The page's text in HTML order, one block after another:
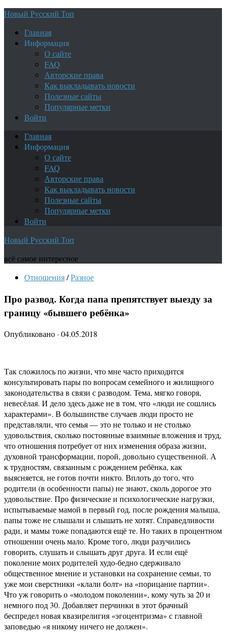
Новый Русский Топ
Главная
Информация
О сайте
FAQ
Авторские права
Как выкладывать новости
Полезные сайты
Популярные метки
Войти
Главная
Информация
О сайте
FAQ
Авторские права
Как выкладывать новости
Полезные сайты
Популярные метки
Войти
Новый Русский Топ
всё самое интересное
Отношения/Разное
Про развод. Когда папа препятствует выезду за
границу «бывшего ребёнка»
Опубликовано · 04.05.2018
Так сложилось по жизни, что мне часто приходится
консультировать пары по вопросам семейного и жилищного
законодательства в связи с разводом. Тема, мягко говоря,
невесёлая. И дело здесь даже не в том, что «люди не сошлись
характерами». В большинстве случаев люди просто не
представляли, что семья — это не только и не столько
удовольствия, сколько постоянные взаимные вложения и труд,
что отношения потребует от них изменения образа жизни,
духовной трансформации, порой, довольно существенной. А
к трудностям, связанным с рождением ребёнка, как
выясняется, не готов почти никто. Вплоть до того, что
родители (в особенности папы) не знают, сколь дорогое это
удовольствие. Про физические и психологические нагрузки,
испытываемые мамой в первый год, после рождения малыша,
папы тоже не слышали и слышать не хотят. Справедливости
ради, и мамы тоже попадаются ещё те. Но таких в процентном
отношении очень мало. Кроме того, люди разучились
говорить, слушать и слышать друг друга. И если ещё
поколение моих родителей худо-бедно сдерживало
общественное мнение и установки на сохранение семьи, то
уже мои сверстники «клали болт» на «порицание партии».
Что уж говорить о «молодом поколении», кому чуть за 20 и
немного под 30. Добавляет перчинки в этот брачный
беспредел новая квазирелигия «эгоцентризма» с главной
заповедью «я никому ничего не должен».